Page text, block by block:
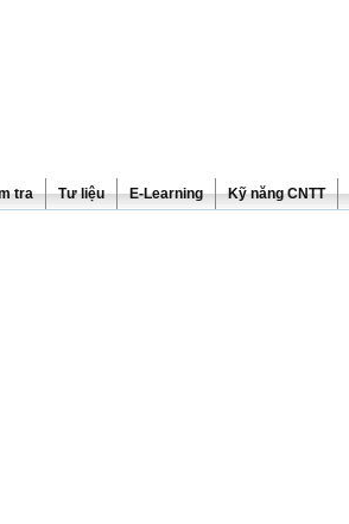
tra Tư liệu E-Learning Kỹ năng CNTT